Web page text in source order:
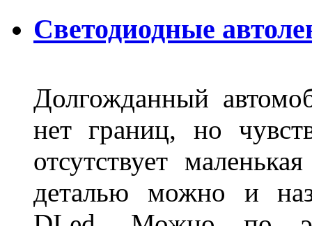
Светодиодные
Долгожданный
нет границ, но
отсутствует
деталью можно и